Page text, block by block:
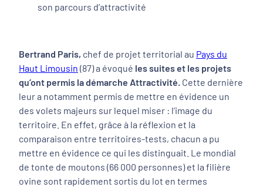
son parcours d’attractivité
Bertrand Paris, chef de projet territorial au Pays du
Haut Limousin (87) a évoqué les suites et les projets
qu’ont permis la démarche Attractivité. Cette dernière
leur a notamment permis de mettre en évidence un
des volets majeurs sur lequel miser : l’image du
territoire. En effet, grâce à la réflexion et la
comparaison entre territoires-tests, chacun a pu
mettre en évidence ce qui les distinguait. Le mondial
de tonte de moutons (66 000 personnes) et la filière
ovine sont rapidement sortis du lot en termes